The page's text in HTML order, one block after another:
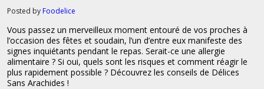
Posted by Foodelice
Vous passez un merveilleux moment entouré de vos proches à
l’occasion des fêtes et soudain, l’un d’entre eux manifeste des
signes inquiétants pendant le repas. Serait-ce une allergie
alimentaire ? Si oui, quels sont les risques et comment réagir le
plus rapidement possible ? Découvrez les conseils de Délices
Sans Arachides !